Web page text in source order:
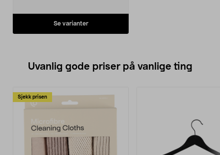
Se varianter
Uvanlig gode priser på vanlige ting
Sjekk prisen